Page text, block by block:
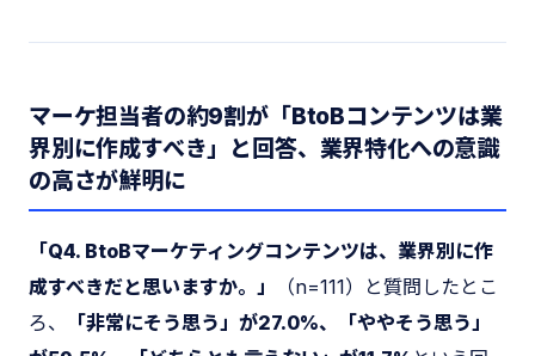
マーケ担当者の約9割が「BtoBコンテンツは業
界別に作成すべき」と回答、業界特化への意識
の高さが鮮明に
「Q4. BtoBマーケティングコンテンツは、業界別に作
成すべきだと思いますか。」
（n=111）と質問したとこ
ろ、
「非常にそう思う」が27.0%、「ややそう思う」